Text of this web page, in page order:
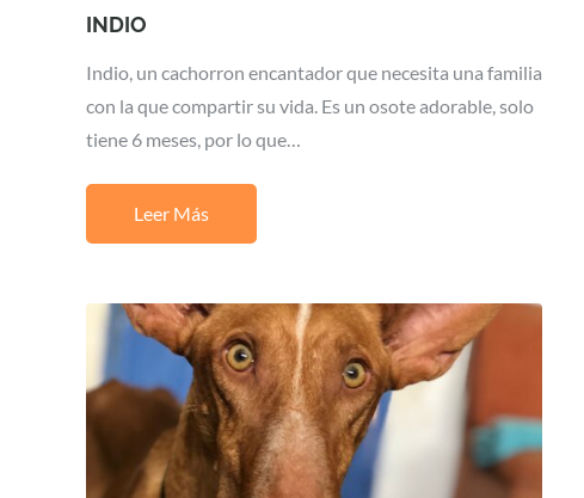
on
INDIO
Indio, un cachorron encantador que necesita una familia
con la que compartir su vida. Es un osote adorable, solo
tiene 6 meses, por lo que…
Leer Más